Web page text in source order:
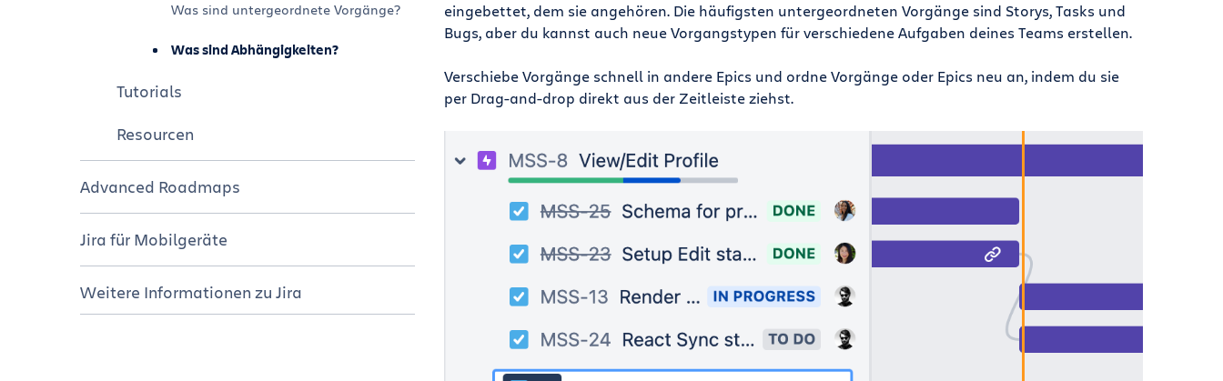
Was sind untergeordnete Vorgänge?
Was sind Abhängigkeiten?
Tutorials
Resourcen
Advanced Roadmaps
Überblick
Tutorials
Ressourcen
Jira für Mobilgeräte
Überblick
Weitere Informationen zu Jira
eingebettet, dem sie angehören. Die häufigsten untergeordneten Vorgänge sind Storys, Tasks und
Bugs, aber du kannst auch neue Vorgangstypen für verschiedene Aufgaben deines Teams erstellen.
Verschiebe Vorgänge schnell in andere Epics und ordne Vorgänge oder Epics neu an, indem du sie
per Drag-and-drop direkt aus der Zeitleiste ziehst.